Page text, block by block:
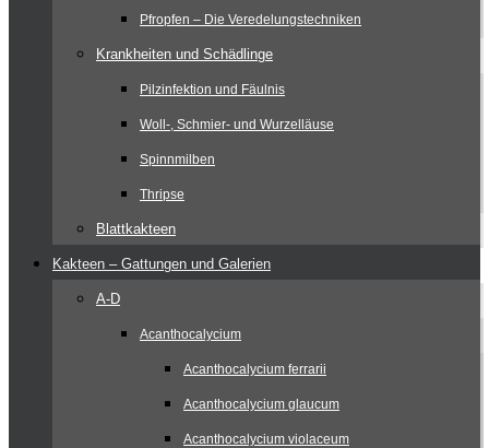
Pfropfen – Die Veredelungstechniken
Krankheiten und Schädlinge
Pilzinfektion und Fäulnis
Woll-, Schmier- und Wurzelläuse
Spinnmilben
Thripse
Blattkakteen
Kakteen – Gattungen und Galerien
A-D
Acanthocalycium
Acanthocalycium ferrarii
Acanthocalycium glaucum
Acanthocalycium violaceum